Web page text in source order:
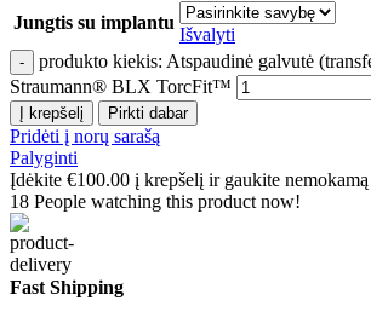
Jungtis su implantu
Išvalyti
produkto kiekis: Atspaudinė galvutė
Straumann® BLX TorcFit™
Į krepšelį Pirkti dabar
Pridėti į norų sarašą
Palyginti
Įdėkite €100.00 į krepšelį ir gaukite
18 People watching this product now!
Fast Shipping